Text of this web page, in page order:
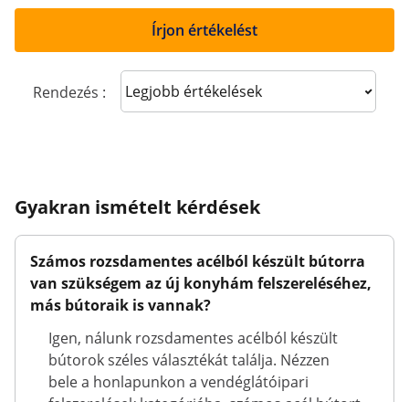
Írjon értékelést
Rendezés : Sort reviews
Gyakran ismételt kérdések
Számos rozsdamentes acélból készült bútorra
van szükségem az új konyhám felszereléséhez,
más bútoraik is vannak?
Igen, nálunk rozsdamentes acélból készült
bútorok széles választékát találja. Nézzen
bele a honlapunkon a vendéglátóipari